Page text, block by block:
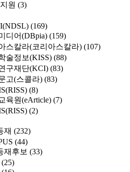
원 (3)
(169)
디어(DBpia) (159)
스칼라(코리아스칼라) (107)
술정보(KISS) (88)
구재단(KCI) (83)
고(스콜라) (83)
(8)
육원(eArticle) (7)
(2)
재 (232)
(44)
재후보 (33)
(25)